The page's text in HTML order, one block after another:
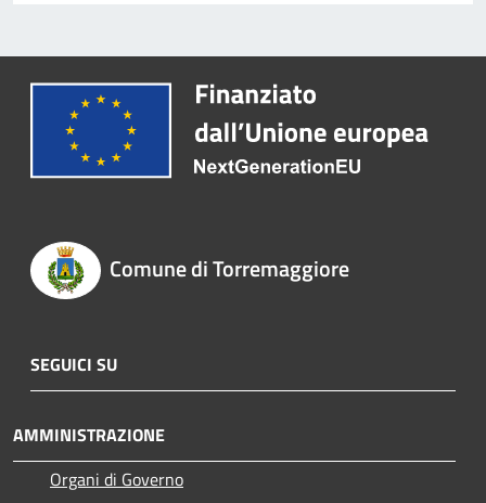
Comune di Torremaggiore
SEGUICI SU
AMMINISTRAZIONE
Organi di Governo